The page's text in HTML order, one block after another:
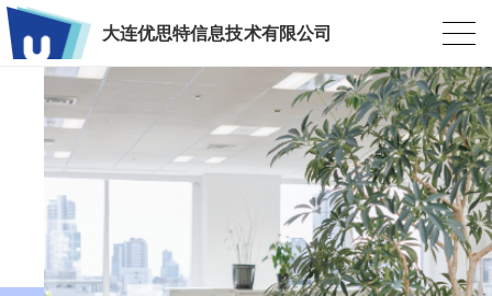
大连优思特信息技术有限公司